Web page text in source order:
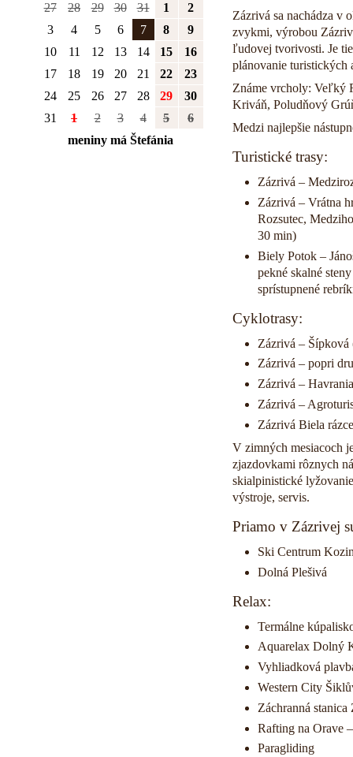
27
28 29 30 31 1
2
3
4 5 6 7 8
9
10
11 12 13 14 15
16
17
18 19 20 21 22
23
24
25 26 27 28 29
30
31
1 2 3 4 5
6
meniny má Štefánia
Zázrivá sa nachádza v
zvykmi, výrobou
ľudovej tvorivosti. Je
plánovanie turistických
Známe vrcholy: Veľký
Kriváň, Poludňový
Medzi najlepšie
Turistické trasy:
Zázrivá –
Zázrivá – Vrátna
Rozsutec,
30 min)
Biely Potok –
pekné skalné
sprístupnené
Cyklotrasy:
Zázrivá – Šípková
Zázrivá – popri
Zázrivá –
Zázrivá –
Zázrivá Biela
V zimných mesiacoch
zjazdovkami rôznych
skialpinistické
výstroje, servis.
Priamo v Zázrivej
Ski Centrum
Dolná Plešivá
Relax:
Termálne
Aquarelax Dolný
Vyhliadková
Western City
Záchranná stanica
Rafting na Orave
Paragliding